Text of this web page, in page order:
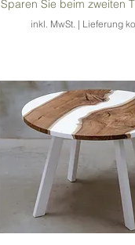
Sparen Sie beim zweiten
inkl. MwSt. | Lieferung